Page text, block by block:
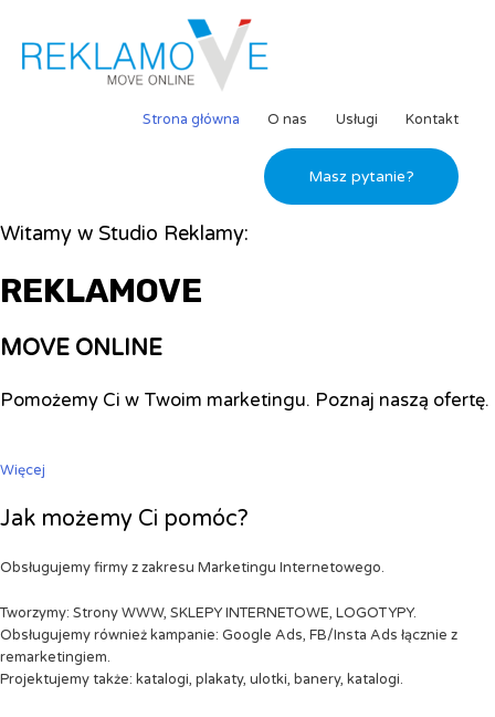
Strona główna O nas Usługi Kontakt
Masz pytanie?
Witamy w Studio Reklamy:
REKLAMOVE
MOVE ONLINE
Pomożemy Ci w Twoim marketingu. Poznaj naszą ofertę.
Więcej
Jak możemy Ci pomóc?
Obsługujemy firmy z zakresu Marketingu Internetowego.
Tworzymy: Strony WWW, SKLEPY INTERNETOWE, LOGOTYPY.
Obsługujemy również kampanie: Google Ads, FB/Insta Ads łącznie z
remarketingiem.
Projektujemy także: katalogi, plakaty, ulotki, banery, katalogi.